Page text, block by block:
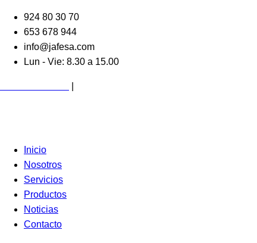
contenido
924 80 30 70
653 678 944
info@jafesa.com
Lun - Vie: 8.30 a 15.00
Inicio
Nosotros
Servicios
Productos
Noticias
Contacto